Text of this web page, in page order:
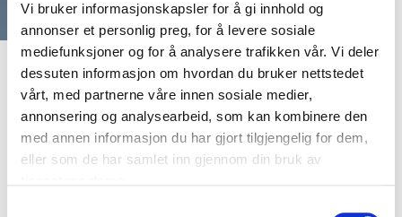
Vi bruker informasjonskapsler for å gi innhold og
annonser et personlig preg, for å levere sosiale
mediefunksjoner og for å analysere trafikken vår. Vi deler
dessuten informasjon om hvordan du bruker nettstedet
vårt, med partnerne våre innen sosiale medier,
annonsering og analysearbeid, som kan kombinere den
med annen informasjon du har gjort tilgjengelig for dem,
eller som de har samlet inn gjennom din bruk av